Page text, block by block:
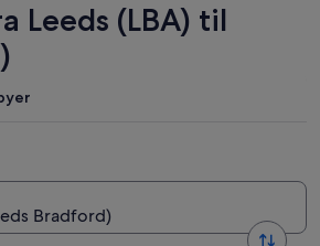
Leeds (LBA) til
Bradford)